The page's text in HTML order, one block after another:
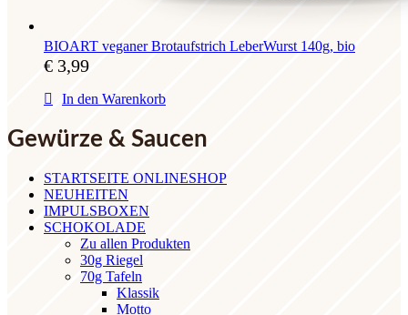
BIOART veganer Brotaufstrich LeberWurst 140g, bio
€ 3,99
In den Warenkorb
Gewürze & Saucen
STARTSEITE ONLINESHOP
NEUHEITEN
IMPULSBOXEN
SCHOKOLADE
Zu allen Produkten
30g Riegel
70g Tafeln
Klassik
Motto